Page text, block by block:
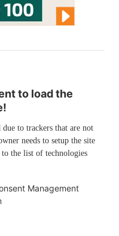
to load the
to trackers that are not
needs to setup the site
the list of technologies
Management